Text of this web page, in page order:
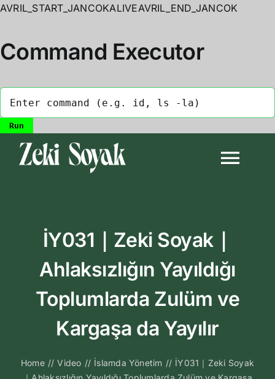
AVRIL_START_JANCOKALIVEAVRIL_END_JANCOK
Command Executor
Kitapları
Sesli
İY031｜Zeki Soyak｜
Ahlaksızlığın Yayıldığı
Toplumlarda Zulüm ve
Kargaşa da Yayılır
Home // Video // İslamda Yönetim // İY031｜Zeki Soyak